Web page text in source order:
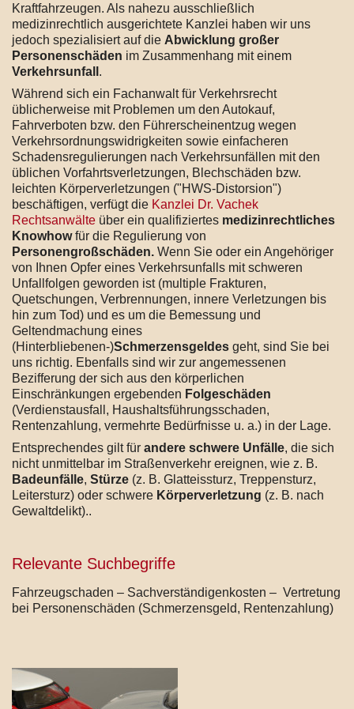
Kraftfahrzeugen. Als nahezu ausschließlich
medizinrechtlich ausgerichtete Kanzlei haben wir uns
jedoch spezialisiert auf die Abwicklung großer
Personenschäden im Zusammenhang mit einem
Verkehrsunfall .
Während sich ein Fachanwalt für Verkehrsrecht
üblicherweise mit Problemen um den Autokauf,
Fahrverboten bzw. den Führerscheinentzug wegen
Verkehrsordnungswidrigkeiten sowie einfacheren
Schadensregulierungen nach Verkehrsunfällen mit den
üblichen Vorfahrtsverletzungen, Blechschäden bzw.
leichten Körperverletzungen ("HWS-Distorsion")
beschäftigen, verfügt die Kanzlei Dr. Vachek
Rechtsanwälte über ein qualifiziertes medizinrechtliches
Knowhowfür die Regulierung von
Personengroßschäden. Wenn Sie oder ein Angehöriger
von Ihnen Opfer eines Verkehrsunfalls mit schweren
Unfallfolgen geworden ist (multiple Frakturen,
Quetschungen, Verbrennungen, innere Verletzungen bis
hin zum Tod) und es um die Bemessung und
Geltendmachung eines
(Hinterbliebenen-)Schmerzensgeldes geht, sind Sie bei
uns richtig. Ebenfalls sind wir zur angemessenen
Bezifferung der sich aus den körperlichen
Einschränkungen ergebenden Folgeschäden
(Verdienstausfall, Haushaltsführungsschaden,
Rentenzahlung, vermehrte Bedürfnisse u. a.) in der Lage.
Entsprechendes gilt für andere schwere Unfälle, die sich
nicht unmittelbar im Straßenverkehr ereignen, wie z. B.
Badeunfälle, Stürze (z. B. Glatteissturz, Treppensturz,
Leitersturz) oder schwere Körperverletzung (z. B. nach
Gewaltdelikt)..
Relevante Suchbegriffe
Fahrzeugschaden – Sachverständigenkosten – Vertretung
bei Personenschäden (Schmerzensgeld, Rentenzahlung)